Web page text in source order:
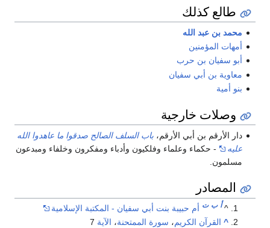
طالع كذلك
محمد بن عبد الله
أمهات المؤمنين
أبو سفيان بن حرب
معاوية بن أبي سفيان
بنو أمية
وصلات خارجية
دار الأرقم بن أبي الأرقم،باب السلف الصالح صدقوا ما عاهدوا الله
عليه
- حكماء وعلماء وفلكيون وأدباء ومفكرون وخلفاء ومبدعون
مسلمون.
المصادر
^أ ب ت أم حبيبة بنت أبي سفيان - المكتبة الإسلامية
^ القرآن الكريم، سورة الممتحنة، الآية